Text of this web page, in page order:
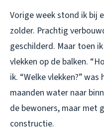
Vorige week stond ik bij
zolder. Prachtig
geschilderd. Maar toen
vlekken op de balken.
ik. “Welke vlekken?”
maanden water naar
de bewoners, maar met
constructie.